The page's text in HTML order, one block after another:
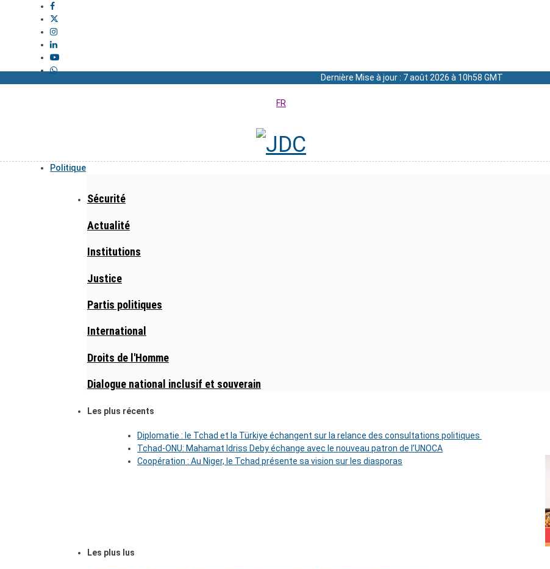
Dernière Mise à jour : 7 août 2026 à 10h58 GMT
FR
Politique
Sécurité
Actualité
Institutions
Justice
Partis politiques
International
Droits de l'Homme
Dialogue national inclusif et souverain
Les plus récents
Diplomatie : le Tchad et la Türkiye échangent sur la relance des consultations politiques
Tchad-ONU: Mahamat Idriss Deby échange avec le nouveau patron de l’UNOCA
Coopération : Au Niger, le Tchad présente sa vision sur les diasporas
Les plus lus